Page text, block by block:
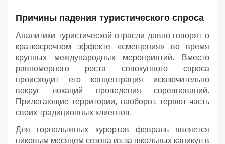
Причины падения туристического спроса
Аналитики туристической отрасли давно говорят о
краткосрочном эффекте «смещения» во время
крупных международных мероприятий. Вместо
равномерного роста совокупного спроса
происходит его концентрация исключительно
вокруг локаций проведения соревнований.
Прилегающие территории, наоборот, теряют часть
своих традиционных клиентов.
Для горнолыжных курортов февраль является
пиковым месяцем сезона из-за школьных каникул в